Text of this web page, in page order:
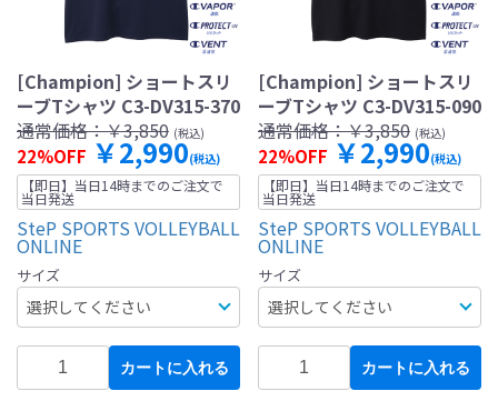
[Champion] ショートスリ
ーブTシャツ C3-DV315-370
通常価格：￥3,850 (税込)
22%OFF ￥2,990(税込)
【即日】当日14時までのご注文で
当日発送
SteP SPORTS VOLLEYBALL
ONLINE
サイズ
カートに入れる
[Champion] ショートスリ
ーブTシャツ C3-DV315-090
通常価格：￥3,850 (税込)
22%OFF ￥2,990(税込)
【即日】当日14時までのご注文で
当日発送
SteP SPORTS VOLLEYBALL
ONLINE
サイズ
カートに入れる